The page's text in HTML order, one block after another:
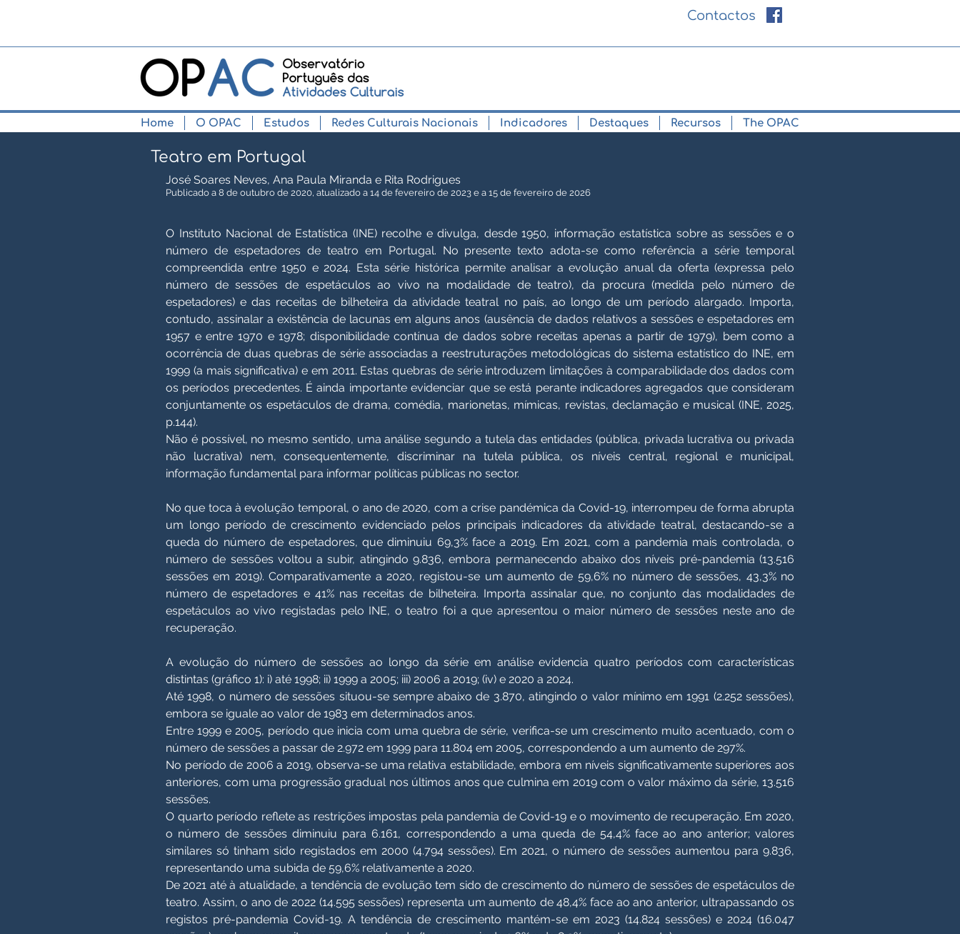
Contactos
Home O OPAC Estudos Redes Culturais Nacionais Indicadores Destaques Recursos The OPAC
Teatro em Portugal
José Soares Neves, Ana Paula Miranda e Rita Rodrigues
Publicado a 8 de outubro de 2020, atualizado a 14 de fevereiro de 2023 e a 15 de fevereiro de 2026
O Instituto Nacional de Estatística (INE) recolhe e divulga, desde 1950, informação estatística sobre as sessões e o
número de espetadores de teatro em Portugal. No presente texto adota-se como referência a série temporal
compreendida entre 1950 e 2024. Esta série histórica permite analisar a evolução anual da oferta (expressa pelo
número de sessões de espetáculos ao vivo na modalidade de teatro), da procura (medida pelo número de
espetadores) e das receitas de bilheteira da atividade teatral no país, ao longo de um período alargado. Importa,
contudo, assinalar a existência de lacunas em alguns anos (ausência de dados relativos a sessões e espetadores em
1957 e entre 1970 e 1978; disponibilidade contínua de dados sobre receitas apenas a partir de 1979), bem como a
ocorrência de duas quebras de série associadas a reestruturações metodológicas do sistema estatístico do INE, em
1999 (a mais significativa) e em 2011. Estas quebras de série introduzem limitações à comparabilidade dos dados com
os períodos precedentes. É ainda importante evidenciar que se está perante indicadores agregados que consideram
conjuntamente os espetáculos de drama, comédia, marionetas, mímicas, revistas, declamação e musical (INE, 2025,
p.144).
Não é possível, no mesmo sentido, uma análise segundo a tutela das entidades (pública, privada lucrativa ou privada
não lucrativa) nem, consequentemente, discriminar na tutela pública, os níveis central, regional e municipal,
informação fundamental para informar políticas públicas no sector.
No que toca à evolução temporal, o ano de 2020, com a crise pandémica da Covid-19, interrompeu de forma abrupta
um longo período de crescimento evidenciado pelos principais indicadores da atividade teatral, destacando-se a
queda do número de espetadores, que diminuiu 69,3% face a 2019. Em 2021, com a pandemia mais controlada, o
número de sessões voltou a subir, atingindo 9.836, embora permanecendo abaixo dos níveis pré-pandemia (13.516
sessões em 2019). Comparativamente a 2020, registou-se um aumento de 59,6% no número de sessões, 43,3% no
número de espetadores e 41% nas receitas de bilheteira. Importa assinalar que, no conjunto das modalidades de
espetáculos ao vivo registadas pelo INE, o teatro foi a que apresentou o maior número de sessões neste ano de
recuperação.
A evolução do número de sessões ao longo da série em análise evidencia quatro períodos com características
distintas (gráfico 1): i) até 1998; ii) 1999 a 2005; iii) 2006 a 2019; (iv) e 2020 a 2024.
​Até 1998, o número de sessões situou-se sempre abaixo de 3.870, atingindo o valor mínimo em 1991 (2.252 sessões),
embora se iguale ao valor de 1983 em determinados anos.
​Entre 1999 e 2005, período que inicia com uma quebra de série, verifica-se um crescimento muito acentuado, com o
número de sessões a passar de 2.972 em 1999 para 11.804 em 2005, correspondendo a um aumento de 297%.
No período de 2006 a 2019, observa-se uma relativa estabilidade, embora em níveis significativamente superiores aos
anteriores, com uma progressão gradual nos últimos anos que culmina em 2019 com o valor máximo da série, 13.516
sessões.
O quarto período reflete as restrições impostas pela pandemia de Covid-19 e o movimento de recuperação. Em 2020,
o número de sessões diminuiu para 6.161, correspondendo a uma queda de 54,4% face ao ano anterior; valores
similares só tinham sido registados em 2000 (4.794 sessões). Em 2021, o número de sessões aumentou para 9.836,
representando uma subida de 59,6% relativamente a 2020.
De 2021 até à atualidade, a tendência de evolução tem sido de crescimento do número de sessões de espetáculos de
teatro. Assim, o ano de 2022 (14.595 sessões) representa um aumento de 48,4% face ao ano anterior, ultrapassando os
registos pré-pandemia Covid-19. A tendência de crescimento mantém-se em 2023 (14.824 sessões) e 2024 (16.047